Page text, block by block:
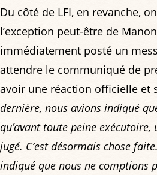
Du côté de LFI, en revanche,
l’exception peut-être de
immédiatement posté un
attendre le communiqué de
avoir une réaction officielle et
dernière, nous avions indiqué
qu’avant toute peine
jugé. C’est désormais chose
indiqué que nous ne comptions